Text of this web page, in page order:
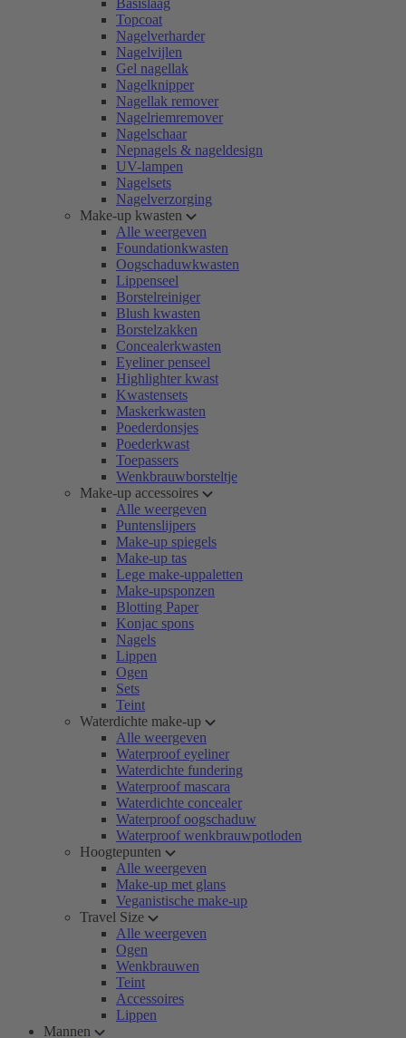
Basislaag
Topcoat
Nagelverharder
Nagelvijlen
Gel nagellak
Nagelknipper
Nagellak remover
Nagelriemremover
Nagelschaar
Nepnagels & nageldesign
UV-lampen
Nagelsets
Nagelverzorging
Make-up kwasten
Alle weergeven
Foundationkwasten
Oogschaduwkwasten
Lippenseel
Borstelreiniger
Blush kwasten
Borstelzakken
Concealerkwasten
Eyeliner penseel
Highlighter kwast
Kwastensets
Maskerkwasten
Poederdonsjes
Poederkwast
Toepassers
Wenkbrauwborsteltje
Make-up accessoires
Alle weergeven
Puntenslijpers
Make-up spiegels
Make-up tas
Lege make-uppaletten
Make-upsponzen
Blotting Paper
Konjac spons
Nagels
Lippen
Ogen
Sets
Teint
Waterdichte make-up
Alle weergeven
Waterproof eyeliner
Waterdichte fundering
Waterproof mascara
Waterdichte concealer
Waterproof oogschaduw
Waterproof wenkbrauwpotloden
Hoogtepunten
Alle weergeven
Make-up met glans
Veganistische make-up
Travel Size
Alle weergeven
Ogen
Wenkbrauwen
Teint
Accessoires
Lippen
Mannen